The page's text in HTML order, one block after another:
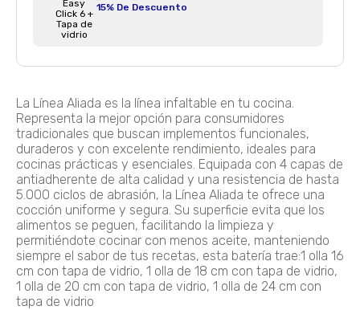
15% De Descuento
$ 298.130
30% De Descuento
BATERÍA ARTEMISA 7 PIEZAS+F374 BATERIA ANTIADHERENTE ARTEMISA
$ 229.900
Agregar
OLLA A PRESIÓN ELÉCTRICA MULTIPRO 3 L OLLA PRESION ELECTRICA 3L
La Línea Aliada es la línea infaltable en tu cocina.
Representa la mejor opción para consumidores
tradicionales que buscan implementos funcionales,
duraderos y con excelente rendimiento, ideales para
cocinas prácticas y esenciales. Equipada con 4 capas de
antiadherente de alta calidad y una resistencia de hasta
5.000 ciclos de abrasión, la Línea Aliada te ofrece una
cocción uniforme y segura. Su superficie evita que los
alimentos se peguen, facilitando la limpieza y
permitiéndote cocinar con menos aceite, manteniendo
siempre el sabor de tus recetas, esta batería trae:1 olla 16
cm con tapa de vidrio, 1 olla de 18 cm con tapa de vidrio,
1 olla de 20 cm con tapa de vidrio, 1 olla de 24 cm con
tapa de vidrio